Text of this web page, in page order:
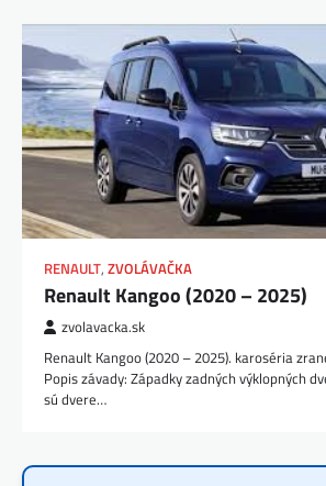
RENAULT, ZVOLÁVAČKA
Renault Kangoo (2020 – 2025)
zvolavacka.sk
Renault Kangoo (2020 – 2025). karoséria
Popis závady: Západky zadných výklopných
sú dvere…